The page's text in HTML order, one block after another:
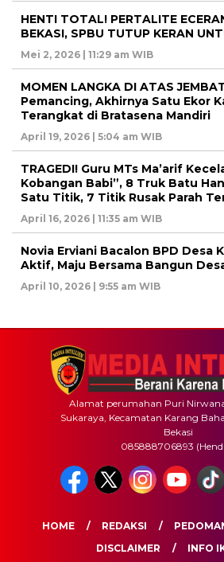
HENTI TOTAL! PERTALITE
BEKASI, SPBU TUTUP KERAN
Mei 2, 2026 | 11:29 am WIB
MOMEN LANGKA DI ATAS
Pemancing, Akhirnya Satu Ekor
Terangkat di Bratasena Mandiri
April 19, 2026 | 5:04 am WIB
TRAGEDI! Guru MTs Ma’arif
Kobangan Babi”, 8 Truk Batu
Satu Titik, 7 Titik Rusak Parah
April 16, 2026 | 11:35 am WIB
Novia Erviani Bacalon BPD Desa
Aktif, Maju Bersama Bangun
April 10, 2026 | 9:55 am WIB
Alamat perumahan Puri
Sukaraya, Kecamatan Karang
Bekasi
085888706893
HOME REDAKSI
DISCLAIMER
INFO